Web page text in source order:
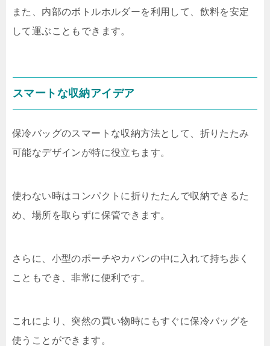
また、内部のボトルホルダーを利用して、飲料を安定
して運ぶこともできます。
スマートな収納アイデア
保冷バッグのスマートな収納方法として、折りたたみ
可能なデザインが特に役立ちます。
使わない時はコンパクトに折りたたんで収納できるた
め、場所を取らずに保管できます。
さらに、小型のポーチやカバンの中に入れて持ち歩く
こともでき、非常に便利です。
これにより、突然の買い物時にもすぐに保冷バッグを
使うことができます。